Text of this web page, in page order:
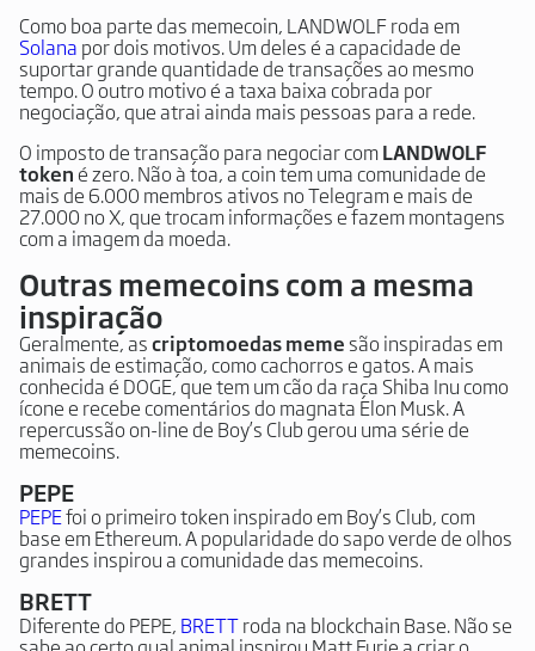
Como boa parte das memecoin, LANDWOLF roda em
Solana por dois motivos. Um deles é a capacidade de
suportar grande quantidade de transações ao mesmo
tempo. O outro motivo é a taxa baixa cobrada por
negociação, que atrai ainda mais pessoas para a rede.
O imposto de transação para negociar comLANDWOLF
tokené zero. Não à toa, a coin tem uma comunidade de
mais de 6.000 membros ativos no Telegram e mais de
27.000 no X, que trocam informações e fazem montagens
com a imagem da moeda.
Outras memecoins com a mesma
inspiração
Geralmente, ascriptomoedas memesão inspiradas em
animais de estimação, como cachorros e gatos. A mais
conhecida é DOGE, que tem um cão da raça Shiba Inu como
ícone e recebe comentários do magnata Elon Musk. A
repercussão on-line de Boy’s Club gerou uma série de
memecoins.
PEPE
PEPEfoi o primeiro token inspirado emBoy’s Club, com
base em Ethereum. A popularidade do sapo verde de olhos
grandes inspirou a comunidade das memecoins.
BRETT
Diferente do PEPE, BRETTroda na blockchain Base. Não se